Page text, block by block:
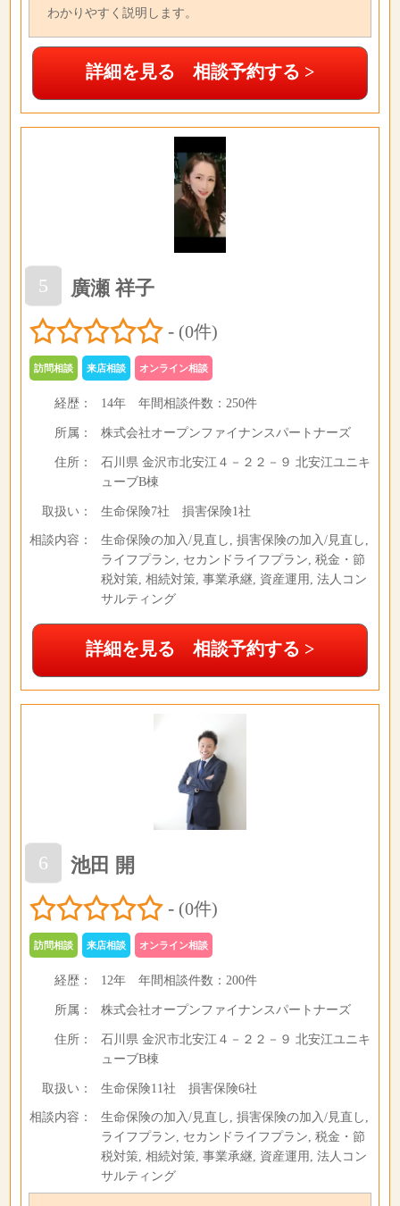
わかりやすく説明します。
詳細を見る 相談予約する >
5
廣瀬 祥子
- (0件)
訪問相談 来店相談 オンライン相談
経歴： 14年年間相談件数： 250件
所属： 株式会社オープンファイナンスパートナーズ
住所：
石川県 金沢市北安江４－２２－９ 北安江ユニキ
ューブB棟
取扱い： 生命保険7社 損害保険1社
相談内容：
生命保険の加入/見直し, 損害保険の加入/見直し,
ライフプラン, セカンドライフプラン, 税金・節
税対策, 相続対策, 事業承継, 資産運用, 法人コン
サルティング
詳細を見る 相談予約する >
6
池田 開
- (0件)
訪問相談 来店相談 オンライン相談
経歴： 12年年間相談件数： 200件
所属： 株式会社オープンファイナンスパートナーズ
住所：
石川県 金沢市北安江４－２２－９ 北安江ユニキ
ューブB棟
取扱い： 生命保険11社 損害保険6社
相談内容：
生命保険の加入/見直し, 損害保険の加入/見直し,
ライフプラン, セカンドライフプラン, 税金・節
税対策, 相続対策, 事業承継, 資産運用, 法人コン
サルティング